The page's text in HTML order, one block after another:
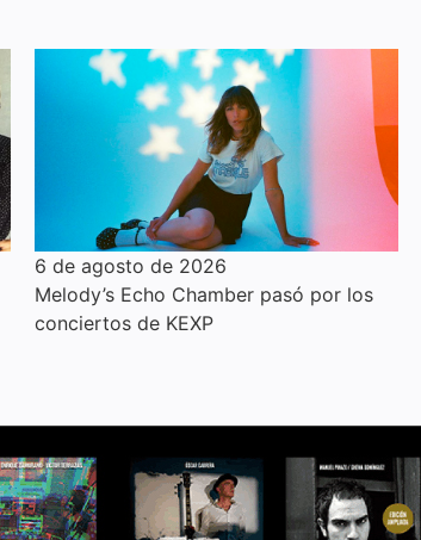
6 de agosto de 2026
Melody’s Echo Chamber pasó por los
conciertos de KEXP